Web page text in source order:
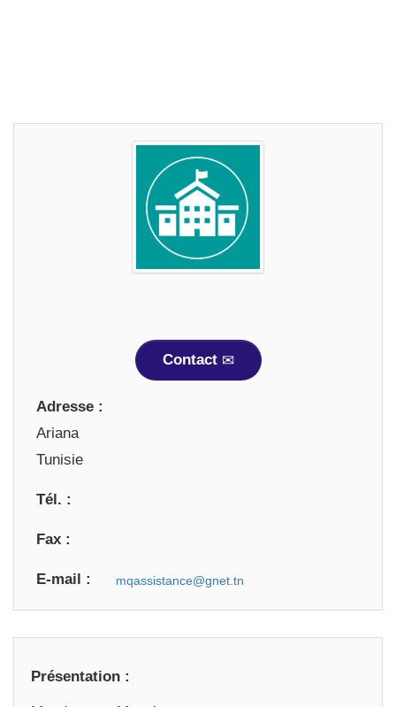
Contact
Adresse :
Ariana
Tunisie
Tél. :
Fax :
E-mail :
Présentation :